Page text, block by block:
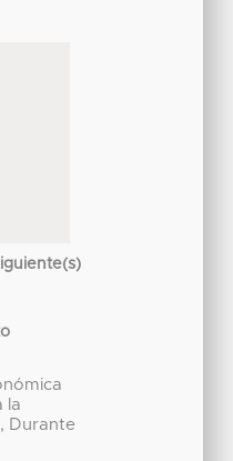
la
Durante